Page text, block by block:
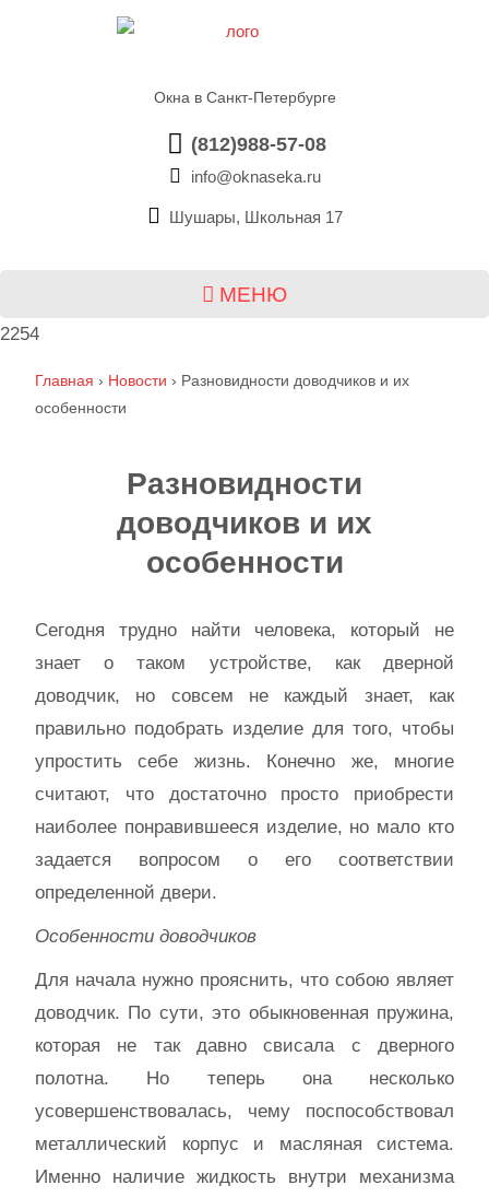
Окна в Санкт-Петербурге
(812)988-57-08
info@oknaseka.ru
Шушары, Школьная 17
МЕНЮ
2254
Главная › Новости › Разновидности доводчиков и их
особенности
Разновидности
доводчиков и их
особенности
Сегодня трудно найти человека, который не
знает о таком устройстве, как дверной
доводчик, но совсем не каждый знает, как
правильно подобрать изделие для того, чтобы
упростить себе жизнь. Конечно же, многие
считают, что достаточно просто приобрести
наиболее понравившееся изделие, но мало кто
задается вопросом о его соответствии
определенной двери.
Особенности доводчиков
Для начала нужно прояснить, что собою являет
доводчик. По сути, это обыкновенная пружина,
которая не так давно свисала с дверного
полотна. Но теперь она несколько
усовершенствовалась, чему поспособствовал
металлический корпус и масляная система.
Именно наличие жидкость внутри механизма